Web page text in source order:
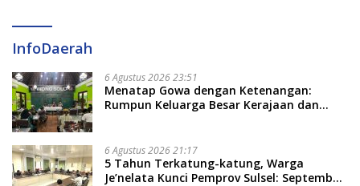
InfoDaerah
6 Agustus 2026 23:51
Menatap Gowa dengan Ketenangan:
Rumpun Keluarga Besar Kerajaan dan
Soal Adat dan Adab
6 Agustus 2026 21:17
5 Tahun Terkatung-katung, Warga
Je’nelata Kunci Pemprov Sulsel: September